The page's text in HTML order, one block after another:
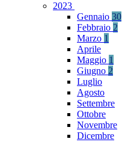
2023
Gennaio 30
Febbraio 2
Marzo 1
Aprile
Maggio 1
Giugno 2
Luglio
Agosto
Settembre
Ottobre
Novembre
Dicembre